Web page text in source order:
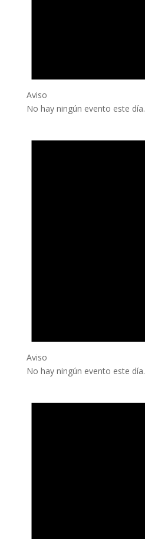
Aviso
No hay ningún evento este día.
Aviso
No hay ningún evento este día.